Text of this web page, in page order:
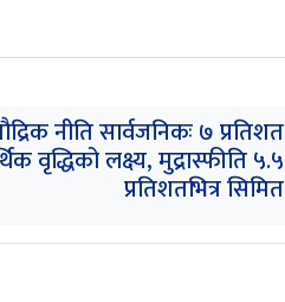
नीति सार्वजनिकः ७ प्रतिशत
वृद्धिको लक्ष्य, मुद्रास्फीति ५.५
प्रतिशतभित्र सिमित